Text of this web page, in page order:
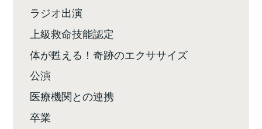
ラジオ出演
上級救命技能認定
体が甦える！奇跡のエクササイズ
公演
医療機関との連携
卒業